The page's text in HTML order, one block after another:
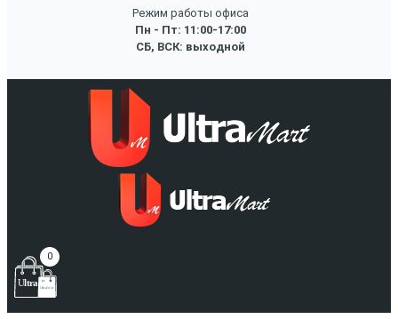
Режим работы офиса
Пн - Пт: 11:00-17:00
СБ, ВСК: выходной
0